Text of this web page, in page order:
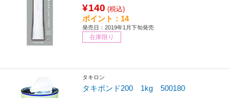
¥140 (税込)
ポイント：14
発売日：2019年1月下旬発売
在庫限り
タキロン
タキボンド200 1kg 500180